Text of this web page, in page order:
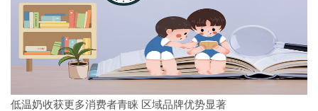
低温奶收获更多消费者青睐 区域品牌优势显著